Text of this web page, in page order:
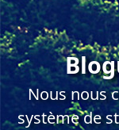
Nous nous
système de